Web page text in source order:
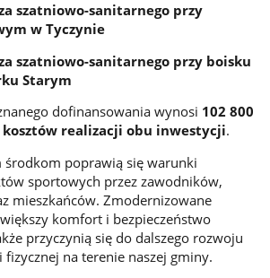
szatniowo-sanitarnego przy
w Tyczynie
szatniowo-sanitarnego przy boisku
Starym
dofinansowania wynosi 102 800
kosztów realizacji obu inwestycji.
środkom poprawią się warunki
sportowych przez zawodników,
mieszkańców. Zmodernizowane
komfort i bezpieczeństwo
przyczynią się do dalszego rozwoju
na terenie naszej gminy.